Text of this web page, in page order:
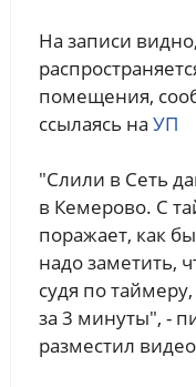
На записи
помещения,
ссылаясь на УП
"Слили в Сеть
в Кемерово. С
поражает, как
надо заметить,
судя по
за 3 минуты", -
разместил